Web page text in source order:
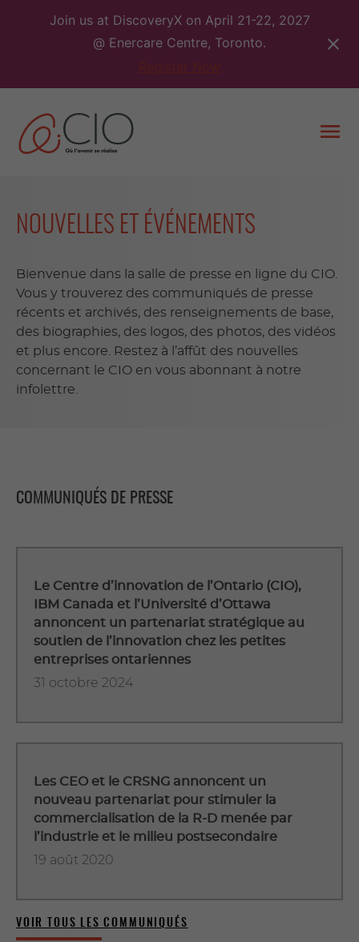
Join us at DiscoveryX on April 21-22, 2027
@ Enercare Centre, Toronto.
NOUVELLES ET ÉVÉNEMENTS
Bienvenue dans la salle de presse en ligne du CIO.
Vous y trouverez des communiqués de presse
récents et archivés, des renseignements de base,
des biographies, des logos, des photos, des vidéos
et plus encore. Restez à l’affût des nouvelles
concernant le CIO en vous abonnant à notre
infolettre.
COMMUNIQUÉS DE PRESSE
Le Centre d’innovation de l’Ontario (CIO),
IBM Canada et l’Université d’Ottawa
annoncent un partenariat stratégique au
soutien de l’innovation chez les petites
entreprises ontariennes
31 octobre 2024
Les CEO et le CRSNG annoncent un
nouveau partenariat pour stimuler la
commercialisation de la R-D menée par
l’industrie et le milieu postsecondaire
19 août 2020
VOIR TOUS LES COMMUNIQUÉS